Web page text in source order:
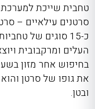
טחבית שייכת
סרטנים עילאיים –
כ-15 סוגים של
העלים ומרקבובית
בחיפוש אחר מזון
ובטן.